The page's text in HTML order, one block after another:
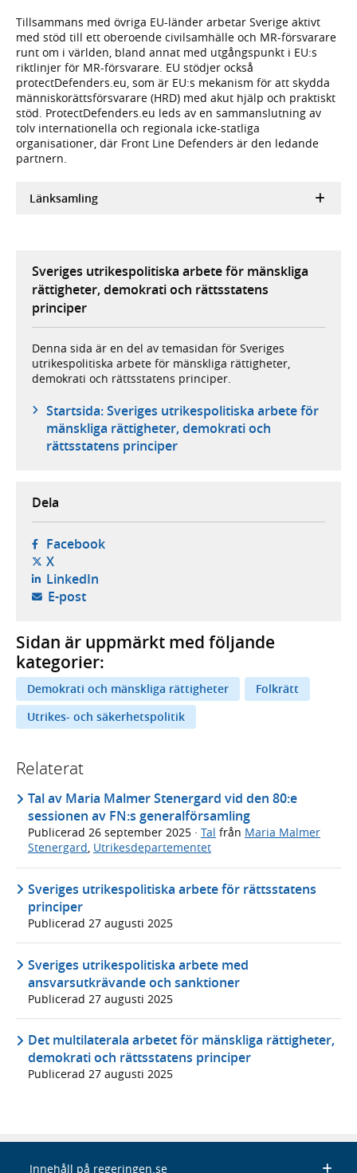
Tillsammans med övriga EU-länder arbetar Sverige aktivt
med stöd till ett oberoende civilsamhälle och MR-försvarare
runt om i världen, bland annat med utgångspunkt i EU:s
riktlinjer för MR-försvarare. EU stödjer också
protectDefenders.eu, som är EU:s mekanism för att skydda
människorättsförsvarare (HRD) med akut hjälp och praktiskt
stöd. ProtectDefenders.eu leds av en sammanslutning av
tolv internationella och regionala icke-statliga
organisationer, där Front Line Defenders är den ledande
partnern.
Länksamling
Sveriges utrikespolitiska arbete för mänskliga
rättigheter, demokrati och rättsstatens
principer
Denna sida är en del av temasidan för Sveriges
utrikespolitiska arbete för mänskliga rättigheter,
demokrati och rättsstatens principer.
Startsida: Sveriges utrikespolitiska arbete för
mänskliga rättigheter, demokrati och
rättsstatens principer
Dela
Facebook- öppnas i ny flik, extern webbplats,
X- öppnas i ny flik, extern webbplats,
LinkedIn- öppnas i ny flik, extern webbplats,
E-post- öppnar din e-postklient,
Sidan är uppmärkt med följande
kategorier:
Demokrati och mänskliga rättigheter
Folkrätt
Utrikes- och säkerhetspolitik
Relaterat
Tal av Maria Malmer Stenergard vid den 80:e
sessionen av FN:s generalförsamling
Publicerad 26 september 2025 · Tal från Maria Malmer
Stenergard, Utrikesdepartementet
Sveriges utrikespolitiska arbete för rättsstatens
principer
Publicerad 27 augusti 2025
Sveriges utrikespolitiska arbete med
ansvarsutkrävande och sanktioner
Publicerad 27 augusti 2025
Det multilaterala arbetet för mänskliga rättigheter,
demokrati och rättsstatens principer
Publicerad 27 augusti 2025
Innehåll på regeringen.se